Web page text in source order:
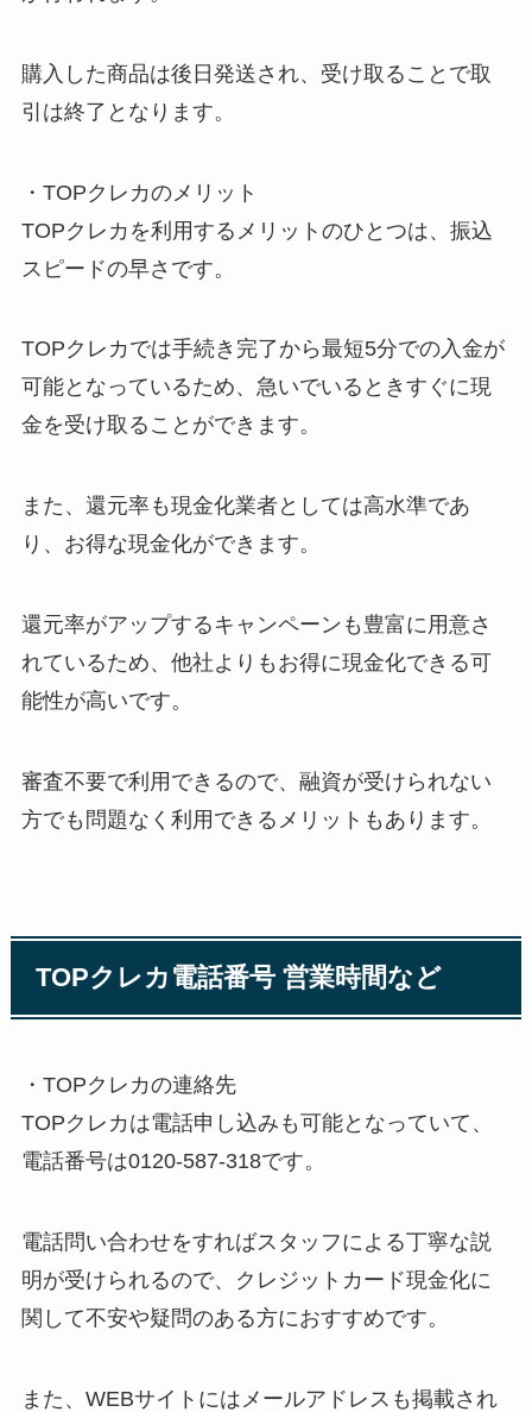
購入した商品は後日発送され、受け取ることで取
引は終了となります。
・TOPクレカのメリット
TOPクレカを利用するメリットのひとつは、振込
スピードの早さです。
TOPクレカでは手続き完了から最短5分での入金が
可能となっているため、急いでいるときすぐに現
金を受け取ることができます。
また、還元率も現金化業者としては高水準であ
り、お得な現金化ができます。
還元率がアップするキャンペーンも豊富に用意さ
れているため、他社よりもお得に現金化できる可
能性が高いです。
審査不要で利用できるので、融資が受けられない
方でも問題なく利用できるメリットもあります。
TOPクレカ電話番号 営業時間など
・TOPクレカの連絡先
TOPクレカは電話申し込みも可能となっていて、
電話番号は0120-587-318です。
電話問い合わせをすればスタッフによる丁寧な説
明が受けられるので、クレジットカード現金化に
関して不安や疑問のある方におすすめです。
また、WEBサイトにはメールアドレスも掲載され